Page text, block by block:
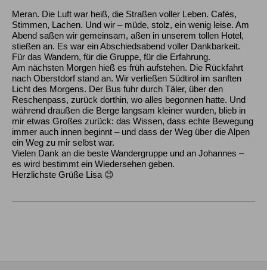
Meran. Die Luft war heiß, die Straßen voller Leben. Cafés,
Stimmen, Lachen. Und wir – müde, stolz, ein wenig leise. Am
Abend saßen wir gemeinsam, aßen in unserem tollen Hotel,
stießen an. Es war ein Abschiedsabend voller Dankbarkeit.
Für das Wandern, für die Gruppe, für die Erfahrung.
Am nächsten Morgen hieß es früh aufstehen. Die Rückfahrt
nach Oberstdorf stand an. Wir verließen Südtirol im sanften
Licht des Morgens. Der Bus fuhr durch Täler, über den
Reschenpass, zurück dorthin, wo alles begonnen hatte. Und
während draußen die Berge langsam kleiner wurden, blieb in
mir etwas Großes zurück: das Wissen, dass echte Bewegung
immer auch innen beginnt – und dass der Weg über die Alpen
ein Weg zu mir selbst war.
Vielen Dank an die beste Wandergruppe und an Johannes –
es wird bestimmt ein Wiedersehen geben.
Herzlichste Grüße Lisa 😊